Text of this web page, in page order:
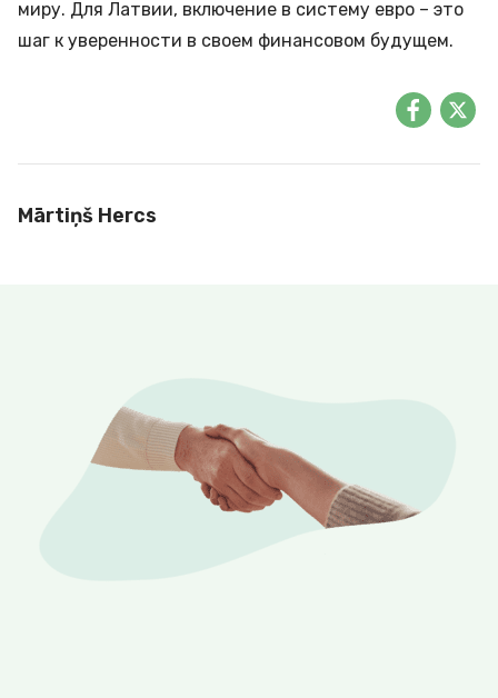
миру. Для Латвии, включение в систему евро – это
шаг к уверенности в своем финансовом будущем.
Mārtiņš Hercs